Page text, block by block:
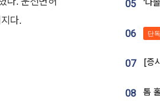
다.
05
06 단독
07
08